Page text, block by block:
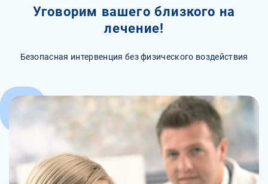
Уговорим вашего близкого на
лечение!
Безопасная интервенция без физического воздействия